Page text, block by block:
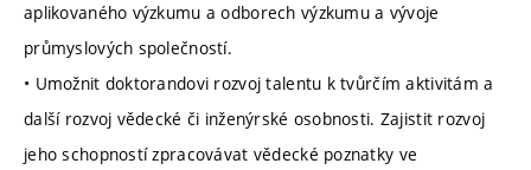
aplikovaného výzkumu a odborech výzkumu a vývoje
průmyslových společností.
• Umožnit doktorandovi rozvoj talentu k tvůrčím aktivitám a
další rozvoj vědecké či inženýrské osobnosti. Zajistit rozvoj
jeho schopností zpracovávat vědecké poznatky ve